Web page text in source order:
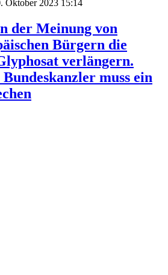
Oktober 2023 15:14
der Meinung von
Bürgern die
verlängern.
muss ein